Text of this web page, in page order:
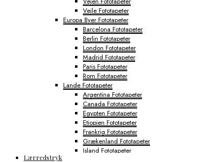
Vejle Fototapeter
Europa Byer Fototapeter
Barcelona Fototapeter
Berlin Fototapeter
London Fototapeter
Madrid Fototapeter
Paris Fototapeter
Rom Fototapeter
Lande Fototapeter
Argentina Fototapeter
Canada Fototapeter
Egypten Fototapeter
Etiopien Fototapeter
Frankrig Fototapeter
Grækenland Fototapeter
Island Fototapeter
Lærredstryk